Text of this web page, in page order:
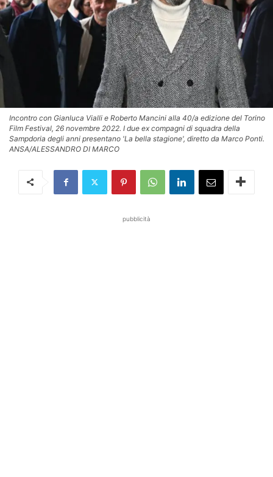
Incontro con Gianluca Vialli e Roberto Mancini alla 40/a edizione del Torino
Film Festival, 26 novembre 2022. I due ex compagni di squadra della
Sampdoria degli anni presentano 'La bella stagione', diretto da Marco Ponti.
ANSA/ALESSANDRO DI MARCO
pubblicità